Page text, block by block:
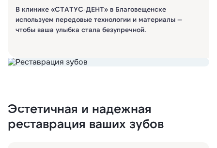
В клинике «СТАТУС‑ДЕНТ» в Благовещенске
используем передовые технологии и материалы —
чтобы ваша улыбка стала безупречной.
Эстетичная и надежная
реставрация ваших зубов